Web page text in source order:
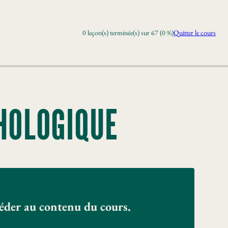
0 leçon(s) terminée(s) sur 67 (0 %)Quitter le cours
au contenu du cours.